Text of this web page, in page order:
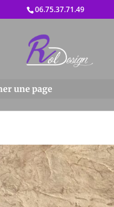
06.75.37.71.49
une page